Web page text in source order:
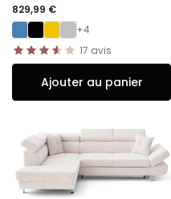
829,99 €
+4
17 avis
Ajouter au panier